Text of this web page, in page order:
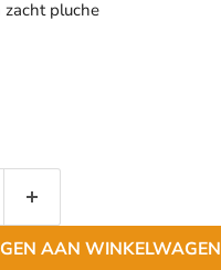
pluche
AAN WINKELWAGEN